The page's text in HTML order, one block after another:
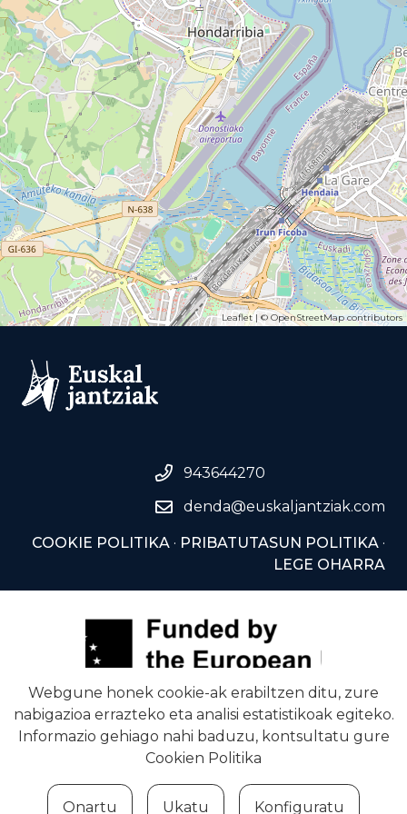
Leaflet| © OpenStreetMapcontributors
943644270
denda@euskaljantziak.com
COOKIE POLITIKA · PRIBATUTASUN POLITIKA ·
LEGE OHARRA
Webgune honek cookie-ak erabiltzen ditu, zure
nabigazioa errazteko eta analisi estatistikoak egiteko.
Informazio gehiago nahi baduzu, kontsultatu gure
Cookien Politika
Onartu Ukatu Konfiguratu